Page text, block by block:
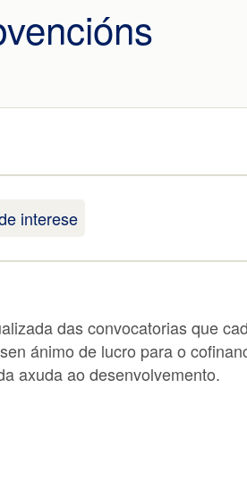
interese
das convocatorias que
ánimo de lucro para o
axuda ao desenvolvemento.